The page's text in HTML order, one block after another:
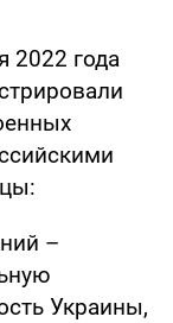
2022 года
–
Украины,